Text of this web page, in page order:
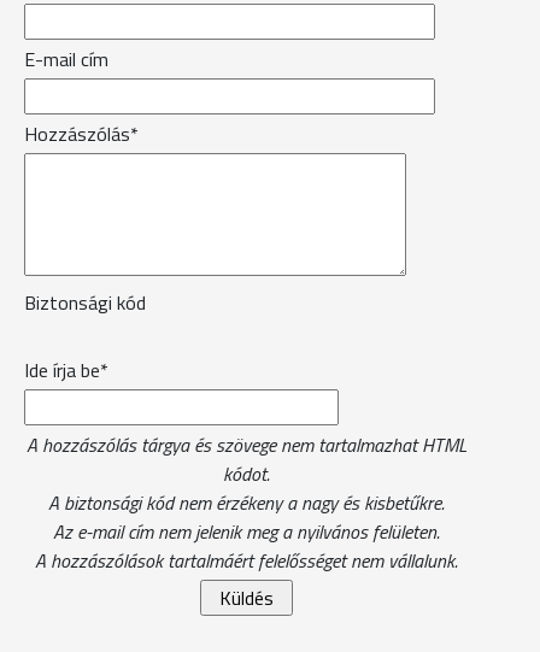
E-mail cím
Hozzászólás*
Biztonsági kód
Ide írja be*
A hozzászólás tárgya és szövege nem tartalmazhat HTML
kódot.
A biztonsági kód nem érzékeny a nagy és kisbetűkre.
Az e-mail cím nem jelenik meg a nyilvános felületen.
A hozzászólások tartalmáért felelősséget nem vállalunk.